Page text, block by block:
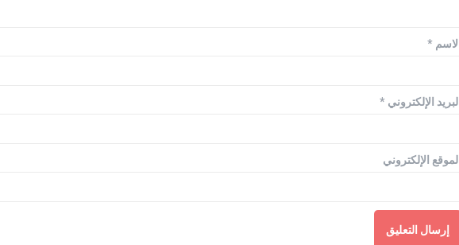
الاسم*
البريد الإلكتروني*
الموقع الإلكتروني